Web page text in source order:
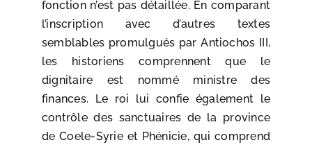
fonction n’est pas détaillée. En comparant
l’inscription avec d’autres textes
semblables promulgués par Antiochos III,
les historiens comprennent que le
dignitaire est nommé ministre des
finances. Le roi lui confie également le
contrôle des sanctuaires de la province
de Coele-Syrie et Phénicie, qui comprend